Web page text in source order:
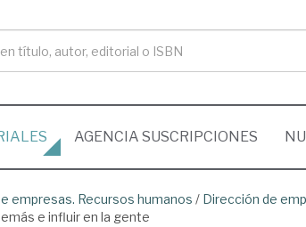
AGENCIA SUSCRIPCIONES
empresas. Recursos humanos / Dirección de
e influir en la gente